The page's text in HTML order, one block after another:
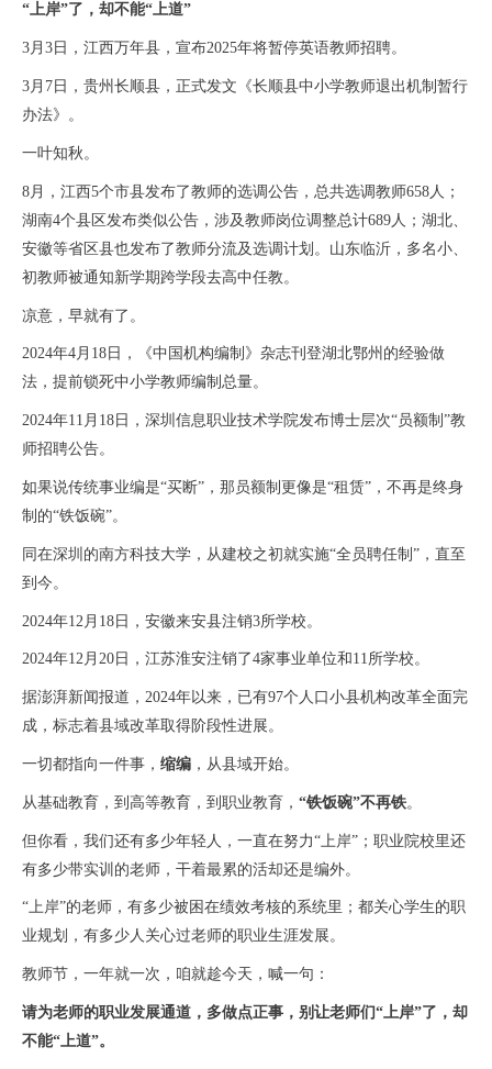
“上岸”了，却不能“上道”
3月 3 日，江西万年县，宣布2025年将暂停英语教师招聘。
3月 7 日，贵州长顺县，正式发文《长顺县中小学教师退出机制暂行
办法》。
一叶知秋。
8 月，江西5个市县发布了教师的选调公告，总共选调教师658 人；
湖南4个县区发布类似公告，涉及教师岗位调整总计689 人；湖北、
安徽等省区县也发布了教师分流及选调计划。山东临沂，多名小、
初教师被通知新学期跨学段去高中任教。
凉意，早就有了。
2024年4月 18 日，《中国机构编制》杂志刊登湖北鄂州的经验做
法，提前锁死中小学教师编制总量。
2024年11 月 18 日，深圳信息职业技术学院发布博士层次“员额制”教
师招聘公告。
如果说传统事业编是“买断”，那员额制更像是“租赁”，不再是终身
制的“铁饭碗”。
同在深圳的南方科技大学，从建校之初就实施“全员聘任制”，直至
到今。
2024年12 月 18日，安徽来安县注销3所学校。
2024年12月 20 日，江苏淮安注销了4家事业单位和 11所学校。
据澎湃新闻报道， 2024年以来，已有97个人口小县机构改革全面完
成，标志着县域改革取得阶段性进展。
一切都指向一件事， 缩编 ，从县域开始。
从基础教育，到高等教育，到职业教育， “铁饭碗”不再铁。
但你看，我们还有多少年轻人，一直在努力“上岸”；职业院校里还
有多少带实训的老师，干着最累的活却还是编外。
“上岸”的老师，有多少被困在绩效考核的系统里；都关心学生的职
业规划，有多少人关心过老师的职业生涯发展。
教师节，一年就一次，咱就趁今天，喊一句：
请为老师的职业发展通道，多做点正事，别让老师们“上岸”了，却
不能“上道”。